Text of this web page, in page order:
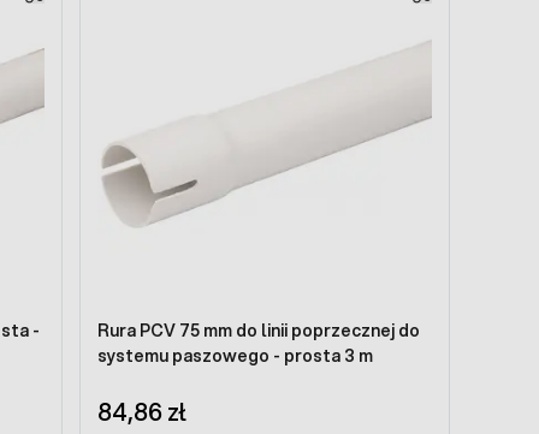
-
Rura PCV 75 mm do linii poprzecznej do
systemu paszowego - prosta 3 m
84,86 zł